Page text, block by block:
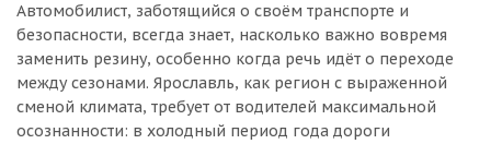
Автомобилист, заботящийся о своём транспорте и
безопасности, всегда знает, насколько важно вовремя
заменить резину, особенно когда речь идёт о переходе
между сезонами. Ярославль, как регион с выраженной
сменой климата, требует от водителей максимальной
осознанности: в холодный период года дороги